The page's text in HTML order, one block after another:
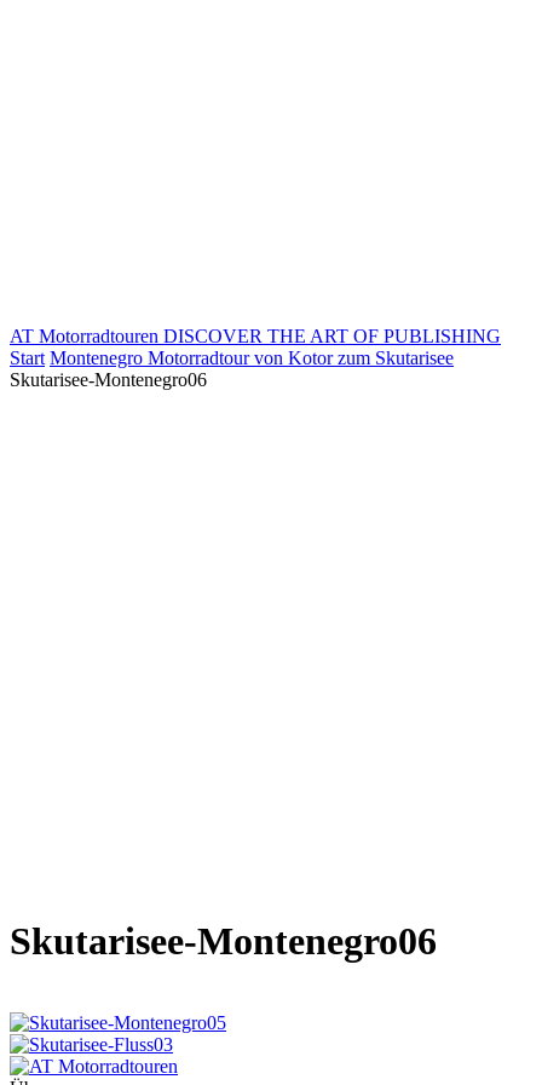
AT Motorradtouren DISCOVER THE ART OF PUBLISHING
Start Montenegro Motorradtour von Kotor zum Skutarisee
Skutarisee-Montenegro06
Skutarisee-Montenegro06